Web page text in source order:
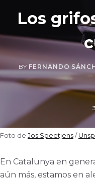
Los
BY FERNANDO
Foto de Jos Speetjens /
En Catalunya en
aún más, estamos en